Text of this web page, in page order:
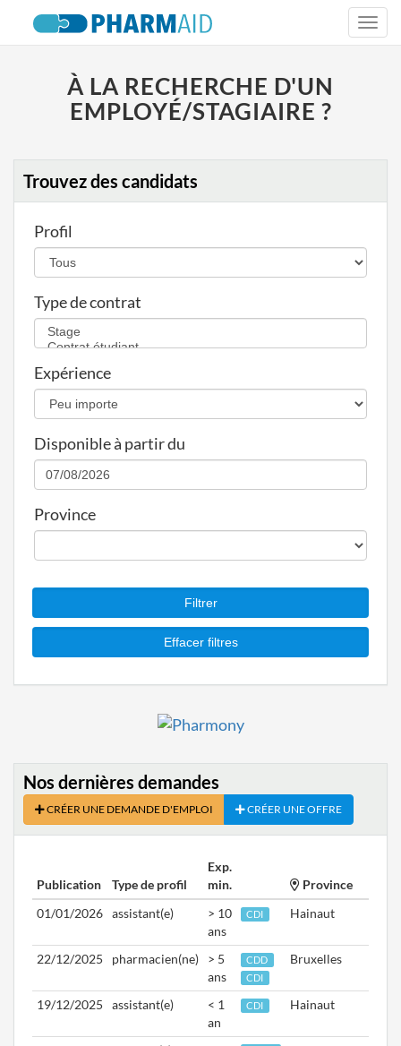
À LA RECHERCHE D'UN
EMPLOYÉ/STAGIAIRE ?
Trouvez des candidats
Profil
Type de contrat
Expérience
Disponible à partir du
Province
Nos dernières demandes
CRÉER UNE DEMANDE D'EMPLOI CRÉER UNE OFFRE
Publication Type de profil
Exp.
min.
Province
01/01/2026 assistant(e)
> 10
ans
CDI Hainaut
22/12/2025
pharmacien(ne)
> 5
ans
CDD
CDI
Bruxelles
19/12/2025
assistant(e)
< 1
an
CDI Hainaut